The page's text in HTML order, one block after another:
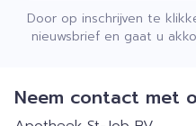
Door op inschrijven te
nieuwsbrief en gaat u
Neem contact met